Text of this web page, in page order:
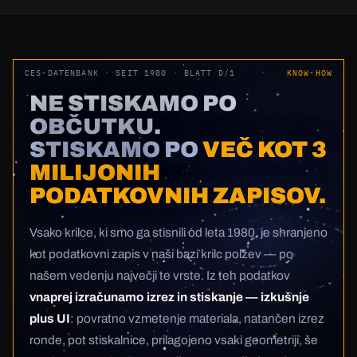
CES-DATENBANK · SEIT 1980 · BLATT D/1 KNOW-HOW
NE STISKAMO PO
OBČUTKU.
STISKAMO POVEČ KOT 3
MILIJONIH
PODATKOVNIH ZAPISOV.
Vsako krilce, ki smo ga stisnili od leta 1980, je shranjeno
kot podatkovni zapis v naši bazi krilc polžev — po
našem vedenju največji te vrste. Iz teh podatkov
vnaprej izračunamo izrez in stiskanje — izkušnje
plus UI: povratno vzmetenje materiala, natančen izrez
ronde, pot stiskalnice, prilagojeno vsaki geometriji, še